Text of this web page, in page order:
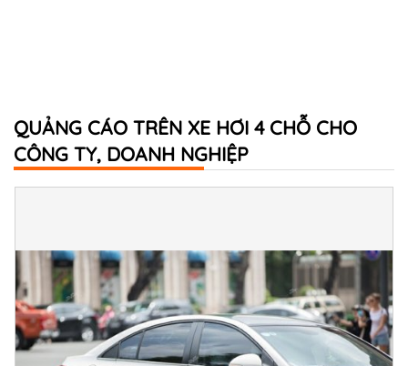
QUẢNG CÁO TRÊN XE HƠI 4 CHỖ CHO
CÔNG TY, DOANH NGHIỆP